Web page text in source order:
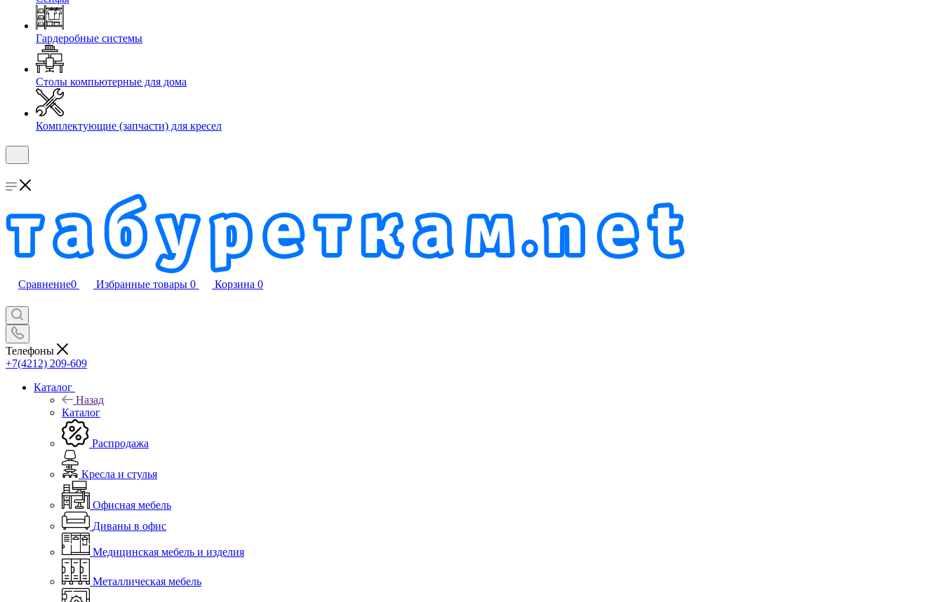
Гардеробные системы
Столы компьютерные для дома
Комплектующие (запчасти) для кресел
Сравнение0 Избранные товары 0 Корзина 0
Телефоны
+7(4212) 209-609
Каталог
Назад
Каталог
Распродажа
Кресла и стулья
Офисная мебель
Диваны в офис
Медицинская мебель и изделия
Металлическая мебель